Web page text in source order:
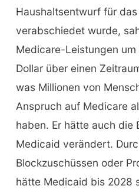
Haushaltsentwurf für
verabschiedet wurde,
Medicare-Leistungen
Dollar über einen
was Millionen von
Anspruch auf Medicare
haben. Er hätte auch die
Medicaid verändert.
Blockzuschüssen oder
hätte Medicaid bis 2028